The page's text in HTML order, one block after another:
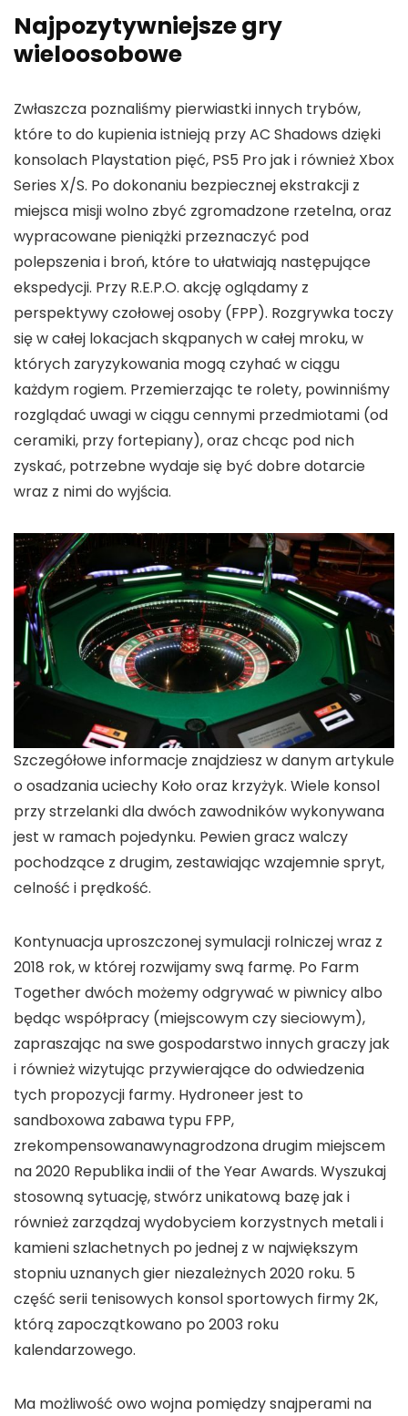
Najpozytywniejsze gry
wieloosobowe
Zwłaszcza poznaliśmy pierwiastki innych trybów,
które to do kupienia istnieją przy AC Shadows dzięki
konsolach Playstation pięć, PS5 Pro jak i również Xbox
Series X/S. Po dokonaniu bezpiecznej ekstrakcji z
miejsca misji wolno zbyć zgromadzone rzetelna, oraz
wypracowane pieniążki przeznaczyć pod
polepszenia i broń, które to ułatwiają następujące
ekspedycji. Przy R.E.P.O. akcję oglądamy z
perspektywy czołowej osoby (FPP). Rozgrywka toczy
się w całej lokacjach skąpanych w całej mroku, w
których zaryzykowania mogą czyhać w ciągu
każdym rogiem. Przemierzając te rolety, powinniśmy
rozglądać uwagi w ciągu cennymi przedmiotami (od
ceramiki, przy fortepiany), oraz chcąc pod nich
zyskać, potrzebne wydaje się być dobre dotarcie
wraz z nimi do wyjścia.
Szczegółowe informacje znajdziesz w danym artykule
o osadzania uciechy Koło oraz krzyżyk. Wiele konsol
przy strzelanki dla dwóch zawodników wykonywana
jest w ramach pojedynku. Pewien gracz walczy
pochodzące z drugim, zestawiając wzajemnie spryt,
celność i prędkość.
Kontynuacja uproszczonej symulacji rolniczej wraz z
2018 rok, w której rozwijamy swą farmę. Po Farm
Together dwóch możemy odgrywać w piwnicy albo
będąc współpracy (miejscowym czy sieciowym),
zapraszając na swe gospodarstwo innych graczy jak
i również wizytując przywierające do odwiedzenia
tych propozycji farmy. Hydroneer jest to
sandboxowa zabawa typu FPP,
zrekompensowanawynagrodzona drugim miejscem
na 2020 Republika indii of the Year Awards. Wyszukaj
stosowną sytuację, stwórz unikatową bazę jak i
również zarządzaj wydobyciem korzystnych metali i
kamieni szlachetnych po jednej z w największym
stopniu uznanych gier niezależnych 2020 roku. 5
część serii tenisowych konsol sportowych firmy 2K,
którą zapoczątkowano po 2003 roku
kalendarzowego.
Ma możliwość owo wojna pomiędzy snajperami na